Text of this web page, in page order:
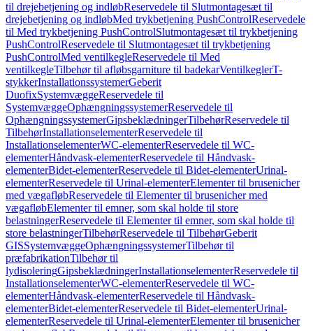
til drejebetjening og indløbReservedele til Slutmontagesæt til
drejebetjening og indløbMed trykbetjening PushControlReservedele
til Med trykbetjening PushControlSlutmontagesæt til trykbetjening
PushControlReservedele til Slutmontagesæt til trykbetjening
PushControlMed ventilkegleReservedele til Med
ventilkegleTilbehør til afløbsgarniture til badekarVentilkeglerT-
stykkerInstallationssystemerGeberit
DuofixSystemvæggeReservedele til
SystemvæggeOphængningssystemerReservedele til
OphængningssystemerGipsbeklædningerTilbehørReservedele til
TilbehørInstallationselementerReservedele til
InstallationselementerWC-elementerReservedele til WC-
elementerHåndvask-elementerReservedele til Håndvask-
elementerBidet-elementerReservedele til Bidet-elementerUrinal-
elementerReservedele til Urinal-elementerElementer til brusenicher
med vægafløbReservedele til Elementer til brusenicher med
vægafløbElementer til emner, som skal holde til store
belastningerReservedele til Elementer til emner, som skal holde til
store belastningerTilbehørReservedele til TilbehørGeberit
GISSystemvæggeOphængningssystemerTilbehør til
præfabrikationTilbehør til
lydisoleringGipsbeklædningerInstallationselementerReservedele til
InstallationselementerWC-elementerReservedele til WC-
elementerHåndvask-elementerReservedele til Håndvask-
elementerBidet-elementerReservedele til Bidet-elementerUrinal-
elementerReservedele til Urinal-elementerElementer til brusenicher